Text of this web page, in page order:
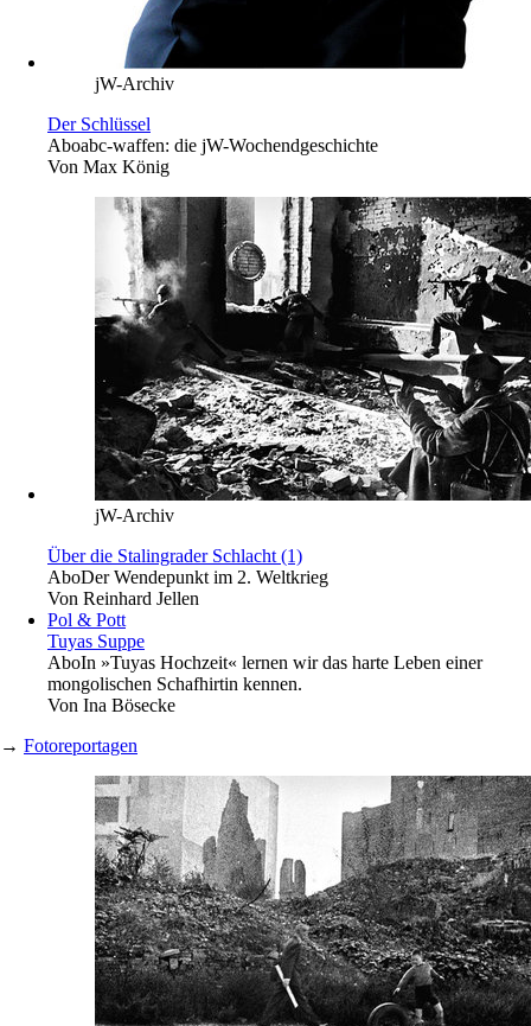
jW-Archiv
Der Schlüssel
Aboabc-waffen: die jW-Wochendgeschichte
Von Max König
jW-Archiv
Über die Stalingrader Schlacht (1)
AboDer Wendepunkt im 2. Weltkrieg
Von Reinhard Jellen
Pol & Pott
Tuyas Suppe
AboIn »Tuyas Hochzeit« lernen wir das harte Leben einer
mongolischen Schafhirtin kennen.
Von Ina Bösecke
→ Fotoreportagen